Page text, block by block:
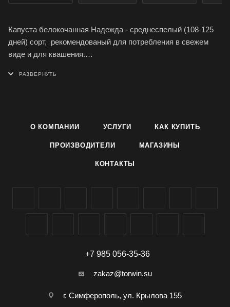
Капуста белокочанная Надежда - среднеспелый (108-125
дней) сорт, рекомендованый для потребления в свежем
виде и для квашения.
Наружная окраска кочана бледно-зеленая.
хорошей транспортабельностью.
производителя Агроуспех ТД Летто (Letto) можно заказать и
О КОМПАНИИ УСЛУГИ КАК КУПИТЬ
ПРОИЗВОДИТЕЛИ МАГАЗИНЫ
КОНТАКТЫ
+7 985 056-35-36
zakaz@torwin.su
г. Симферополь, ул. Крылова 155